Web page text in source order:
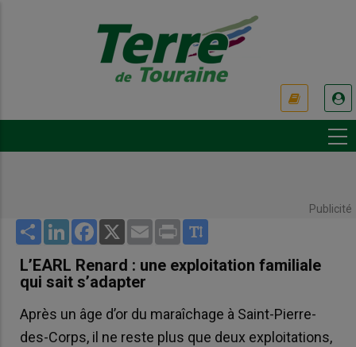
Publicité
Share LinkedInFacebook
X Email Print
L’EARL Renard : une exploitation familiale
qui sait s’adapter
Après un âge d’or du maraîchage à Saint-Pierre-
des-Corps, il ne reste plus que deux exploitations,